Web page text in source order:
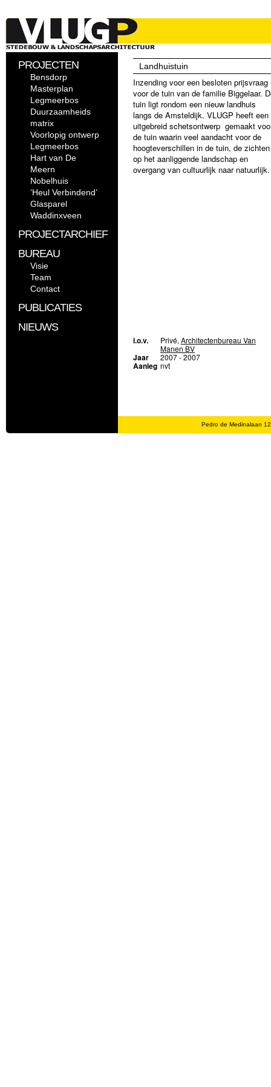
PROJECTEN
Bensdorp
Masterplan
Legmeerbos
Duurzaamheids
matrix
Voorlopig ontwerp
Legmeerbos
Hart van De
Meern
Nobelhuis
‘Heul Verbindend’
Glasparel
Waddinxveen
PROJECTARCHIEF
BUREAU
Visie
Team
Contact
PUBLICATIES
NIEUWS
Landhuistuin
Inzending voor een besloten prijsvraag
voor de tuin van de familie Biggelaar.
tuin ligt rondom een nieuw landhuis
langs de Amsteldijk. VLUGP heeft een
uitgebreid schetsontwerp gemaakt
de tuin waarin veel aandacht voor de
hoogteverschillen in de tuin, de zichten
op het aanliggende landschap en
overgang van cultuurlijk naar natuurlijk.
i.o.v. Privé, Architectenbureau Van
Manen BV
Jaar 2007 - 2007
Aanleg nvt
Pedro de Medinalaan